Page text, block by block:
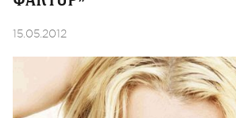
15.05.2012